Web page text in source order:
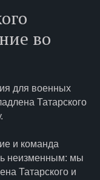
во
для военных
Татарского
и команда
неизменным: мы
Татарского и